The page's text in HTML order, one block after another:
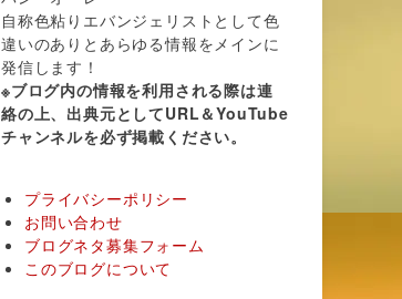
自称色粘りエバンジェリストとして色
違いのありとあらゆる情報をメインに
発信します！
※ブログ内の情報を利用される際は連
絡の上、出典元としてURL＆YouTube
チャンネルを必ず掲載ください。
プライバシーポリシー
お問い合わせ
ブログネタ募集フォーム
このブログについて